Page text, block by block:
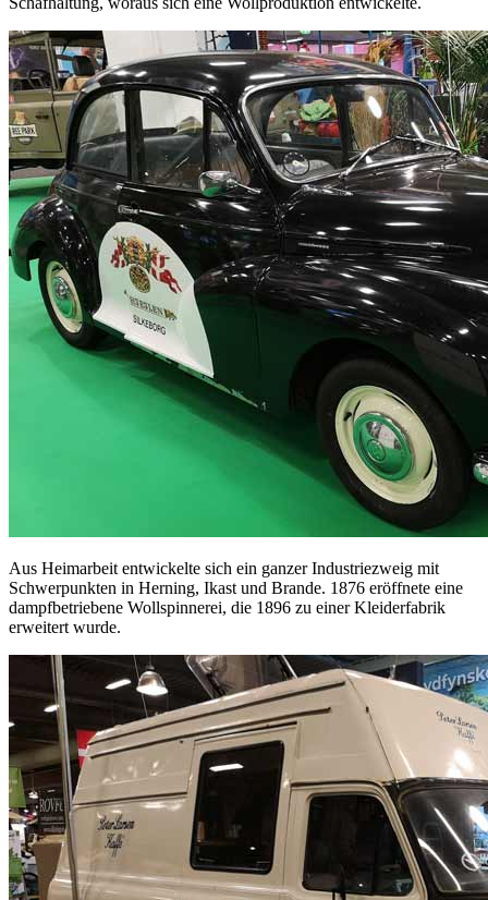
Aus Heimarbeit entwickelte sich ein ganzer Industriezweig mit
Schwerpunkten in Herning, Ikast und Brande. 1876 eröffnete eine
dampfbetriebene Wollspinnerei, die 1896 zu einer Kleiderfabrik
erweitert wurde.